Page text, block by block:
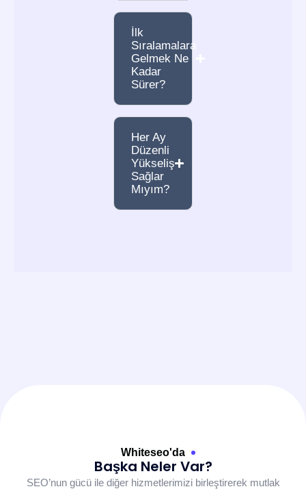
İlk
Sıralamalara
Gelmek Ne
Kadar
Sürer?
Her Ay
Düzenli
Yükseliş
Sağlar
Mıyım?
Whiteseo'da
Başka Neler Var?
SEO’nun gücü ile diğer hizmetlerimizi birleştirerek mutlak